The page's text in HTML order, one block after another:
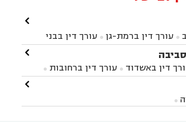
 עורך דין ברמת-גן 
עורך דין בבני
תקווה עורך דין בראשון לציון
עורך דין בנס ציונה
בהרצליה עורך דין בחולון
עורך
ים

דין באשדוד  עורך דין ברחובות 
עורך דין במודיעין
עורך דין
בגדרה


